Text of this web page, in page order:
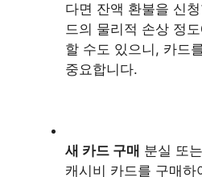
다면 잔액 환불을 신
드의 물리적 손상 정
할 수도 있으니, 카드
중요합니다.
새 카드 구매 분실 또
캐시비 카드를 구매하